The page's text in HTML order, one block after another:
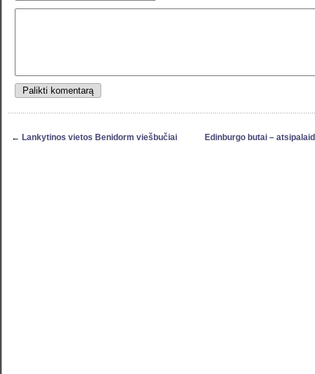
← Lankytinos vietos Benidorm viešbučiai Edinburgo butai –